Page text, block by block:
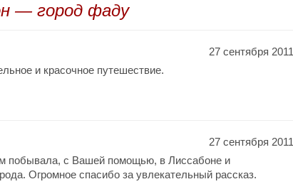
— город фаду
27 сентября 2011
и красочное путешествие.
27 сентября 2011
побывала, с Вашей помощью, в Лиссабоне и
Огромное спасибо за увлекательный рассказ.